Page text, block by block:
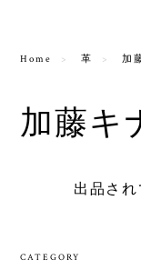
Home 革 加
加藤キ
出品さ
CATEGORY